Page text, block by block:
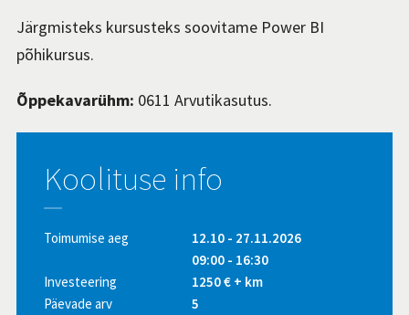
Järgmisteks kursusteks soovitame Power BI
põhikursus.
Õppekavarühm: 0611 Arvutikasutus.
Koolituse info
Toimumise aeg
12.10 - 27.11.2026
09:00 - 16:30
Investeering
1250 € + km
Päevade arv
5